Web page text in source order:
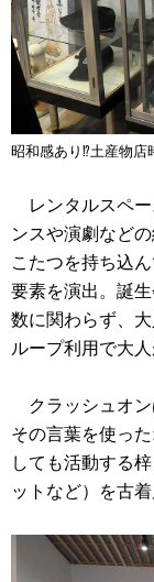
昭和感あり⁉土産物店
レンタルスペー
ンスや演劇など
こたつを持ち込
要素を演出。誕
数に関わらず、
ループ利用で大
クラッシュオン
その言葉を使っ
しても活動する
ットなど）を古